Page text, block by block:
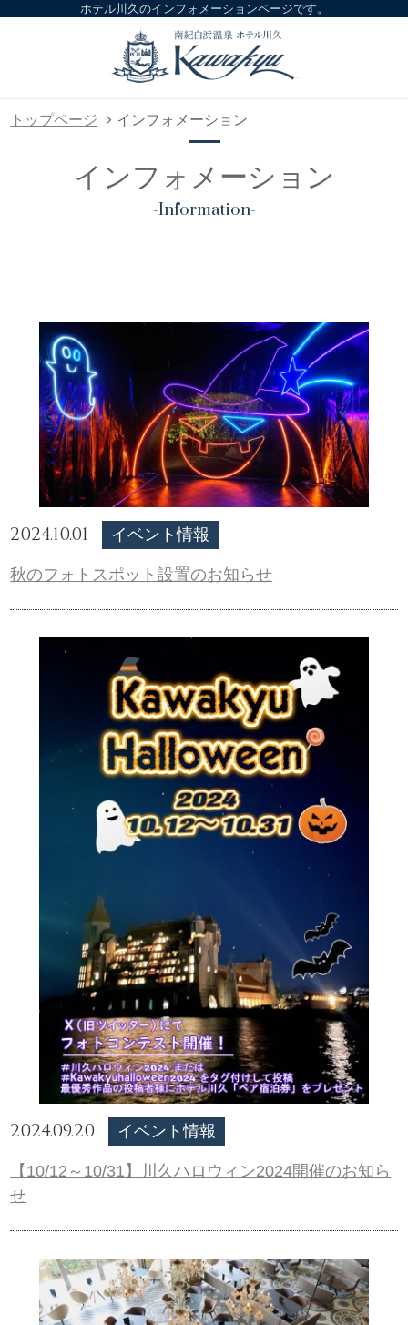
ホテル川久のインフォメーションページです。
トップページ インフォメーション
インフォメーション
-Information-
2024.10.01 イベント情報
秋のフォトスポット設置のお知らせ
2024.09.20 イベント情報
【10/12～10/31】川久ハロウィン2024開催のお知ら
せ